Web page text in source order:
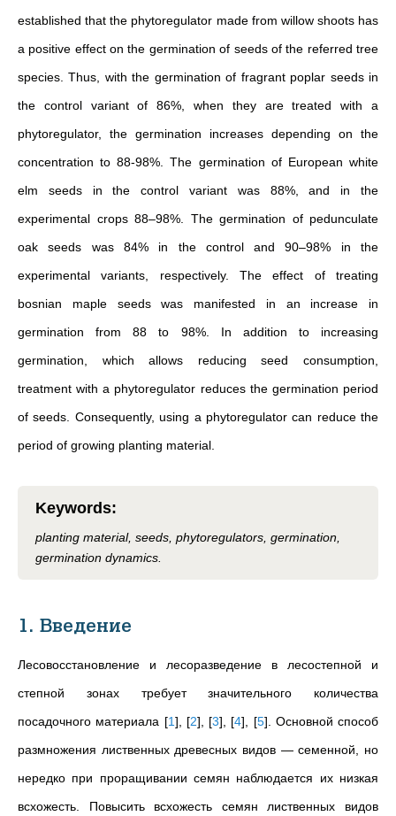
established that the phytoregulator made from willow shoots has
a positive effect on the germination of seeds of the referred tree
species. Thus, with the germination of fragrant poplar seeds in
the control variant of 86%, when they are treated with a
phytoregulator, the germination increases depending on the
concentration to 88-98%. The germination of European white
elm seeds in the control variant was 88%, and in the
experimental crops 88–98%. The germination of pedunculate
oak seeds was 84% in the control and 90–98% in the
experimental variants, respectively. The effect of treating
bosnian maple seeds was manifested in an increase in
germination from 88 to 98%. In addition to increasing
germination, which allows reducing seed consumption,
treatment with a phytoregulator reduces the germination period
of seeds. Consequently, using a phytoregulator can reduce the
period of growing planting material.
Keywords:
planting material, seeds, phytoregulators, germination,
germination dynamics.
1. Введение
Лесовосстановление и лесоразведение в лесостепной и
степной зонах требует значительного количества
посадочного материала [1] [2] [3] [4] [5] . Основной способ
размножения лиственных древесных видов — семенной, но
нередко при проращивании семян наблюдается их низкая
всхожесть. Повысить всхожесть семян лиственных видов